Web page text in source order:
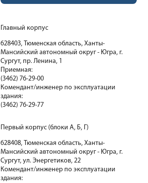
Главный корпус
628403, Тюменская область, Ханты-
Мансийский автономный округ - Югра, г.
Сургут, пр. Ленина, 1
Приемная:
(3462) 76-29-00
Комендант/инженер по эксплуатации
здания:
(3462) 76-29-77
Первый корпус (блоки А, Б, Г)
628408, Тюменская область, Ханты-
Мансийский автономный округ - Югра, г.
Сургут, ул. Энергетиков, 22
Комендант/инженер по эксплуатации
здания: